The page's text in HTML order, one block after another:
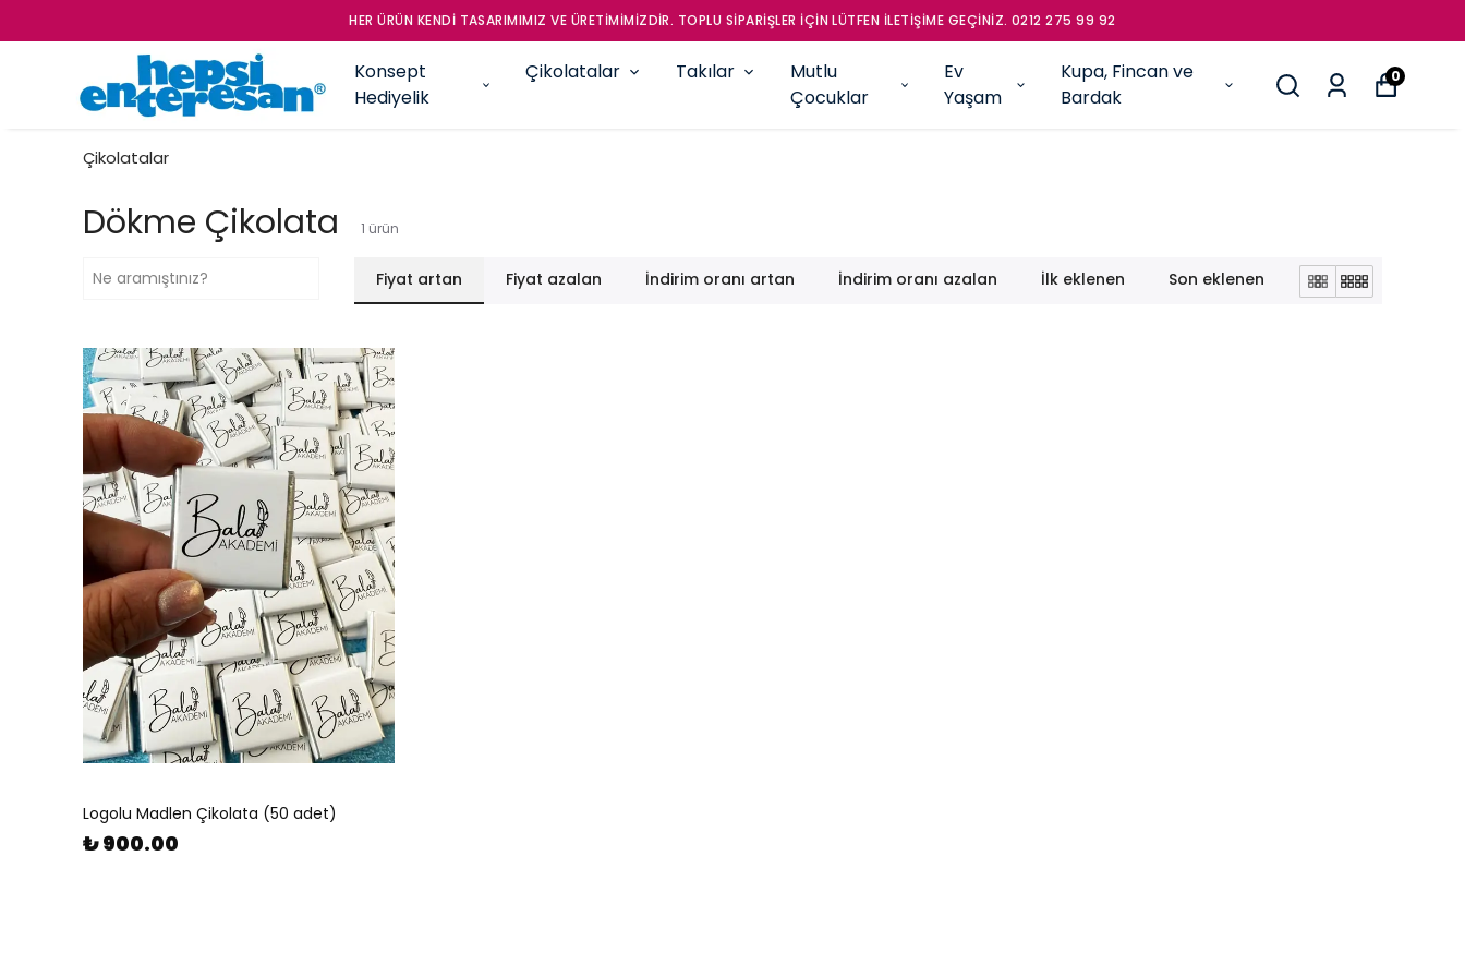
SİPARİŞLER İÇİN LÜTFEN İLETİŞİME GEÇİNİZ. 0212 275 99 92
Konsept
Hediyelik
Çikolatalar Takılar
Mutlu
Çocuklar
Ev
Yaşam
Kupa, Fincan ve
Bardak
0
Çikolatalar
Dökme Çikolata 1 ürün
Fiyat artan Fiyat azalan İndirim oranı artan İndirim oranı azalan İlk eklenen Son eklenen
Logolu Madlen Çikolata (50 adet)
₺ 900.00